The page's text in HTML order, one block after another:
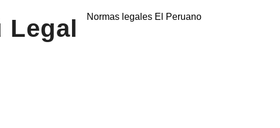
Legal Normas legales El Peruano